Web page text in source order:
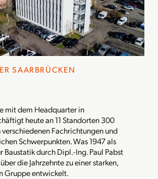
SAARBRÜCKEN
mit dem Headquarter in
heute an 11 Standorten 300
Fachrichtungen und
Schwerpunkten. Was 1947 als
Baustatik durch Dipl.-Ing. Paul Pabst
die Jahrzehnte zu einer starken,
Gruppe entwickelt.